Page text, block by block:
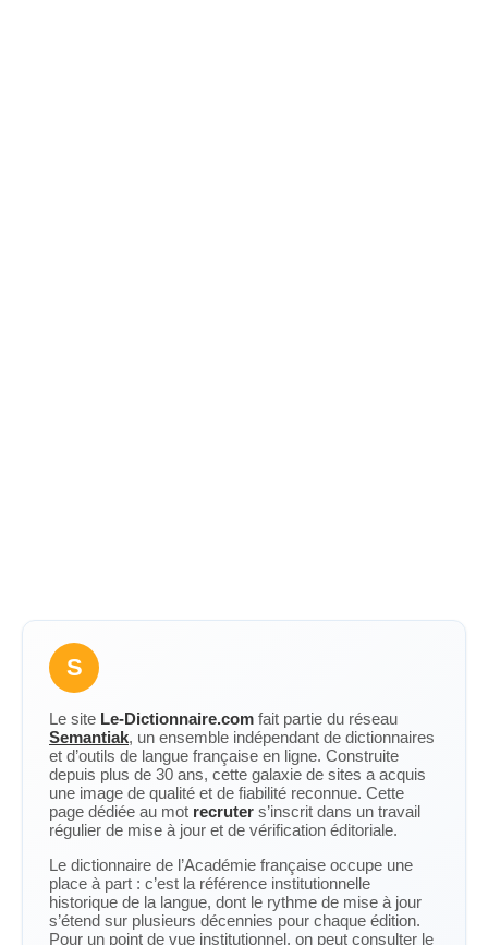
S
Le site Le-Dictionnaire.com fait partie du réseau
Semantiak, un ensemble indépendant de dictionnaires
et d’outils de langue française en ligne. Construite
depuis plus de 30 ans, cette galaxie de sites a acquis
une image de qualité et de fiabilité reconnue. Cette
page dédiée au mot recruter s’inscrit dans un travail
régulier de mise à jour et de vérification éditoriale.
Le dictionnaire de l’Académie française occupe une
place à part : c’est la référence institutionnelle
historique de la langue, dont le rythme de mise à jour
s’étend sur plusieurs décennies pour chaque édition.
Pour un point de vue institutionnel, on peut consulter le